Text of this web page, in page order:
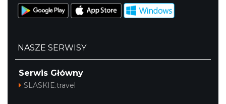
NASZE SERWISY
Serwis Główny
SLASKIE.travel